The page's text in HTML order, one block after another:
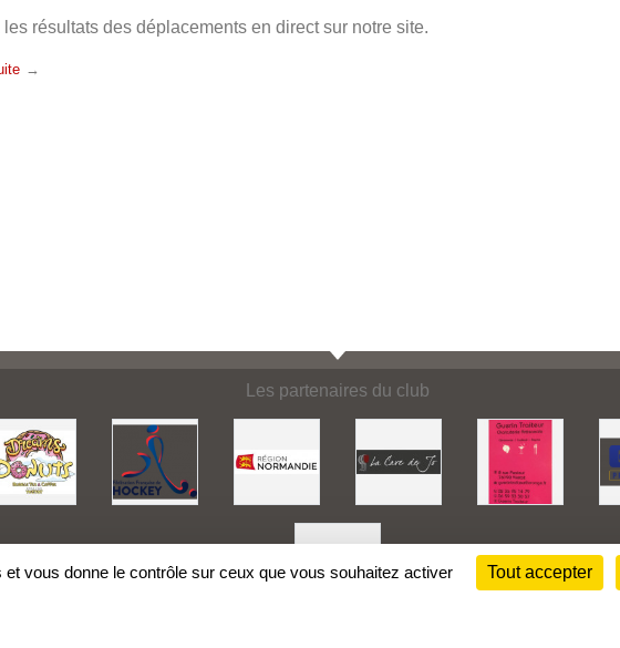
les résultats des déplacements en direct sur notre site.
Les partenaires du club
vous donne le contrôle sur ceux que vous souhaitez activer Tout accepter